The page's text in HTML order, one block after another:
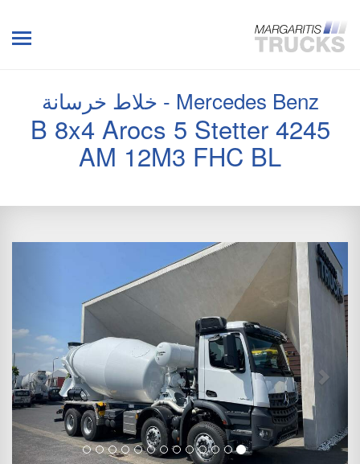
Mercedes Benz - خلاط خرسانة
4245 B 8x4 Arocs 5 Stetter
AM 12M3 FHC BL
Next